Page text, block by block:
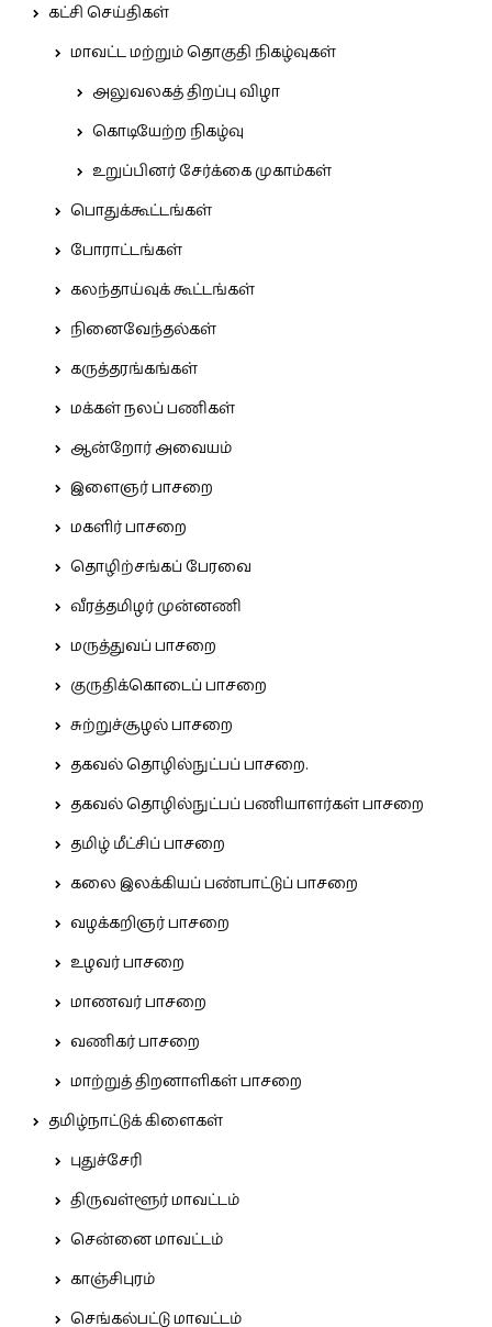
கட்சி செய்திகள்
மாவட்ட மற்றும் தொகுதி நிகழ்வுகள்
அலுவலகத் திறப்பு விழா
கொடியேற்ற நிகழ்வு
உறுப்பினர் சேர்க்கை முகாம்கள்
பொதுக்கூட்டங்கள்
போராட்டங்கள்
கலந்தாய்வுக் கூட்டங்கள்
நினைவேந்தல்கள்
கருத்தரங்கங்கள்
மக்கள் நலப் பணிகள்
ஆன்றோர் அவையம்
இளைஞர் பாசறை
மகளிர் பாசறை
தொழிற்சங்கப் பேரவை
வீரத்தமிழர் முன்னணி
மருத்துவப் பாசறை
குருதிக்கொடைப் பாசறை
சுற்றுச்சூழல் பாசறை
தகவல் தொழில்நுட்பப் பாசறை.
தகவல் தொழில்நுட்பப் பணியாளர்கள் பாசறை
தமிழ் மீட்சிப் பாசறை
கலை இலக்கியப் பண்பாட்டுப் பாசறை
வழக்கறிஞர் பாசறை
உழவர் பாசறை
மாணவர் பாசறை
வணிகர் பாசறை
மாற்றுத் திறனாளிகள் பாசறை
தமிழ்நாட்டுக் கிளைகள்
புதுச்சேரி
திருவள்ளூர் மாவட்டம்
சென்னை மாவட்டம்
காஞ்சிபுரம்
செங்கல்பட்டு மாவட்டம்